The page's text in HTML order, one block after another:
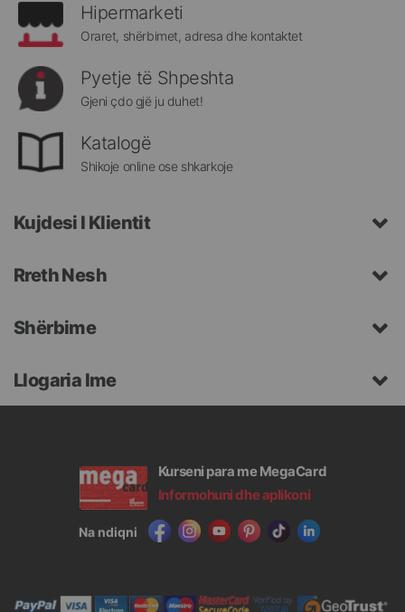
Hipermarketi
Oraret, shërbimet, adresa dhe kontaktet
Pyetje të Shpeshta
Gjeni çdo gjë ju duhet!
Katalogë
Shikoje online ose shkarkoje
Kujdesi I Klientit
Rreth Nesh
Shërbime
Llogaria Ime
Kurseni para me MegaCard
Informohuni dhe aplikoni
Na ndiqni